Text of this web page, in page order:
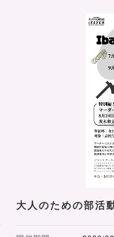
大人のための部活